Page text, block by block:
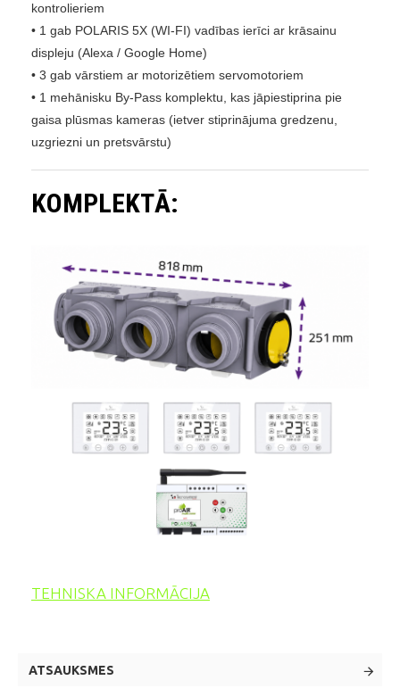
kontrolieriem
• 1 gab POLARIS 5X (WI-FI) vadības ierīci ar krāsainu
displeju (Alexa / Google Home)
• 3 gab vārstiem ar motorizētiem servomotoriem
• 1 mehānisku By-Pass komplektu, kas jāpiestiprina pie
gaisa plūsmas kameras (ietver stiprinājuma gredzenu,
uzgriezni un pretsvārstu)
KOMPLEKTĀ:
TEHNISKA INFORMĀCIJA
ATSAUKSMES